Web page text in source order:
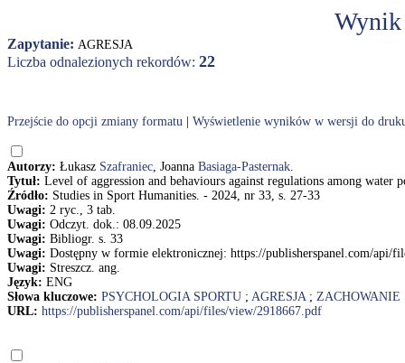
Zapytanie: AGRESJA
Liczba odnalezionych rekordów: 22
Przejście do opcji zmiany formatu Wyświetlenie wyników w wersji do
Autorzy: Łukasz Szafraniec, Joanna Basiaga-Pasternak.
Tytuł: Level of aggression and behaviours against regulations among water
Źródło: Studies in Sport Humanities. - 2024, nr 33, s. 27-33
Uwagi: 2 ryc., 3 tab.
Uwagi: Odczyt. dok.: 08.09.2025
Uwagi: Bibliogr. s. 33
Uwagi: Dostępny w formie elektronicznej: https://publisherspanel.com/api/
Uwagi: Streszcz. ang.
Język: ENG
Słowa kluczowe: PSYCHOLOGIA SPORTU ; AGRESJA; ZACHOWANIE
URL: https://publisherspanel.com/api/files/view/2918667.pdf